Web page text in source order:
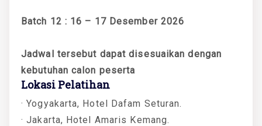
Batch 12 : 16 – 17 Desember 2026
Jadwal tersebut dapat disesuaikan dengan
kebutuhan calon peserta
Lokasi Pelatihan
· Yogyakarta, Hotel Dafam Seturan.
· Jakarta, Hotel Amaris Kemang.